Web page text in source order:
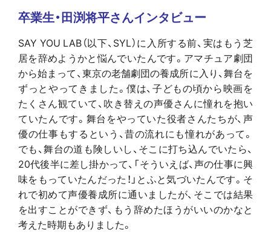
卒業生・田渕将平さんインタビュー
SAY YOU LAB（以下、SYL）に入所する前、実はもう芝
居を辞めようかと悩んでいたんです。アマチュア劇団
から始まって、東京の老舗劇団の養成所に入り、舞台を
ずっとやってきました。僕は、子どもの頃から映画を
たくさん観ていて、吹き替えの声優さんに憧れを抱い
ていたんです。舞台をやっていた役者さんたちが、声
優の仕事もするという、昔の流れにも憧れがあって。
でも、舞台の道も険しいし、そこに打ち込んでいたら、
20代後半に差し掛かって、「そういえば、声の仕事に興
味をもっていたんだった！」とふと気づいたんです。そ
れで初めて声優養成所に通いましたが、そこでは結果
を出すことができず、もう辞めたほうがいいのかなと
考えた時期もありました。